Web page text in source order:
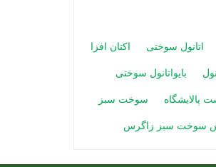
اتانول سوختی اکتان افزا
بایواتانول سوختی
پالایشگاه سوخت سبز
سوخت سبز زاگرس